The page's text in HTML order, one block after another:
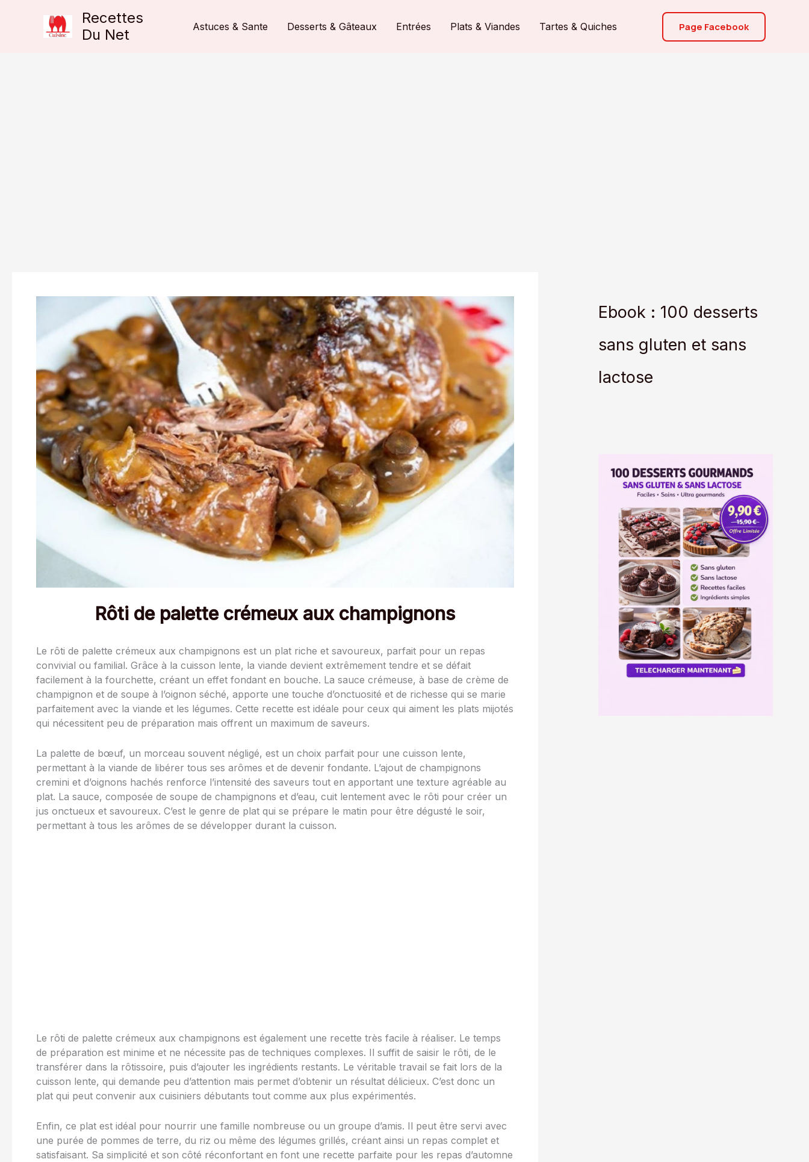
Recettes
Du Net
Astuces & Sante Desserts & Gâteaux Entrées Plats & Viandes Tartes & Quiches Page Facebook
Rôti de palette crémeux aux champignons
Le rôti de palette crémeux aux champignons est un plat riche et savoureux, parfait pour un repas
convivial ou familial. Grâce à la cuisson lente, la viande devient extrêmement tendre et se défait
facilement à la fourchette, créant un effet fondant en bouche. La sauce crémeuse, à base de crème de
champignon et de soupe à l’oignon séché, apporte une touche d’onctuosité et de richesse qui se marie
parfaitement avec la viande et les légumes. Cette recette est idéale pour ceux qui aiment les plats mijotés
qui nécessitent peu de préparation mais offrent un maximum de saveurs.
La palette de bœuf, un morceau souvent négligé, est un choix parfait pour une cuisson lente,
permettant à la viande de libérer tous ses arômes et de devenir fondante. L’ajout de champignons
cremini et d’oignons hachés renforce l’intensité des saveurs tout en apportant une texture agréable au
plat. La sauce, composée de soupe de champignons et d’eau, cuit lentement avec le rôti pour créer un
jus onctueux et savoureux. C’est le genre de plat qui se prépare le matin pour être dégusté le soir,
permettant à tous les arômes de se développer durant la cuisson.
Le rôti de palette crémeux aux champignons est également une recette très facile à réaliser. Le temps
de préparation est minime et ne nécessite pas de techniques complexes. Il suffit de saisir le rôti, de le
transférer dans la rôtissoire, puis d’ajouter les ingrédients restants. Le véritable travail se fait lors de la
cuisson lente, qui demande peu d’attention mais permet d’obtenir un résultat délicieux. C’est donc un
plat qui peut convenir aux cuisiniers débutants tout comme aux plus expérimentés.
Enfin, ce plat est idéal pour nourrir une famille nombreuse ou un groupe d’amis. Il peut être servi avec
une purée de pommes de terre, du riz ou même des légumes grillés, créant ainsi un repas complet et
satisfaisant. Sa simplicité et son côté réconfortant en font une recette parfaite pour les repas d’automne
Ebook : 100 desserts
sans gluten et sans
lactose